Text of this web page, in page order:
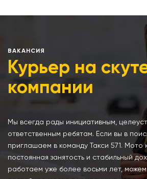
ВАКАНСИЯ
Курьер на
компании
Мы всегда рады инициативным,
ответственным ребятам. Если вы в
приглашаем в команду Такси 571. Мото
постоянная занятость и стабильный
работаем уже более восьми лет,